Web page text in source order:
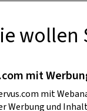
wollen
mit
mit
Werbung und